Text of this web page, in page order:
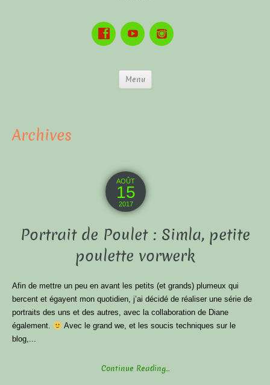
Menu
Archives
AOÛT
15
2017
Portrait de Poulet : Simla, petite
poulette vorwerk
Afin de mettre un peu en avant les petits (et grands) plumeux qui
bercent et égayent mon quotidien, j’ai décidé de réaliser une série de
portraits des uns et des autres, avec la collaboration de Diane
également.
Avec le grand we, et les soucis techniques sur le
blog,...
Continue Reading...